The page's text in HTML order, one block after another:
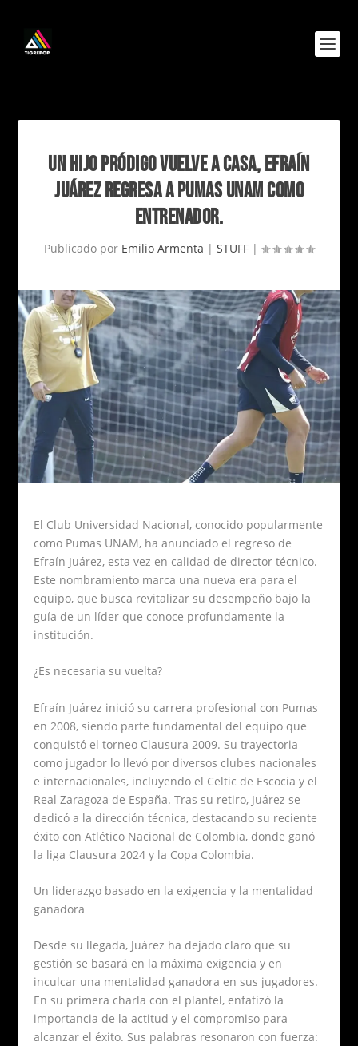
UN HIJO PRÓDIGO VUELVE A CASA, EFRAÍN
JUÁREZ REGRESA A PUMAS UNAM COMO
ENTRENADOR.
Publicado por Emilio Armenta | STUFF |
El Club Universidad Nacional, conocido popularmente
como Pumas UNAM, ha anunciado el regreso de
Efraín Juárez, esta vez en calidad de director técnico.
Este nombramiento marca una nueva era para el
equipo, que busca revitalizar su desempeño bajo la
guía de un líder que conoce profundamente la
institución.
¿Es necesaria su vuelta?
Efraín Juárez inició su carrera profesional con Pumas
en 2008, siendo parte fundamental del equipo que
conquistó el torneo Clausura 2009. Su trayectoria
como jugador lo llevó por diversos clubes nacionales
e internacionales, incluyendo el Celtic de Escocia y el
Real Zaragoza de España. Tras su retiro, Juárez se
dedicó a la dirección técnica, destacando su reciente
éxito con Atlético Nacional de Colombia, donde ganó
la liga Clausura 2024 y la Copa Colombia.
Un liderazgo basado en la exigencia y la mentalidad
ganadora
Desde su llegada, Juárez ha dejado claro que su
gestión se basará en la máxima exigencia y en
inculcar una mentalidad ganadora en sus jugadores.
En su primera charla con el plantel, enfatizó la
importancia de la actitud y el compromiso para
alcanzar el éxito. Sus palabras resonaron con fuerza: